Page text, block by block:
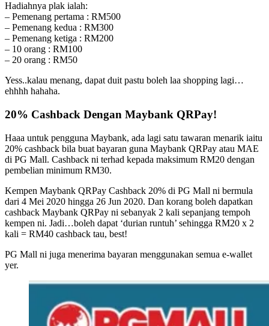
Hadiahnya plak ialah:
– Pemenang pertama : RM500
– Pemenang kedua : RM300
– Pemenang ketiga : RM200
– 10 orang : RM100
– 20 orang : RM50
Yess..kalau menang, dapat duit pastu boleh laa shopping lagi…
ehhhh hahaha.
20% Cashback Dengan Maybank QRPay!
Haaa untuk pengguna Maybank, ada lagi satu tawaran menarik iaitu
20% cashback bila buat bayaran guna Maybank QRPay atau MAE
di PG Mall. Cashback ni terhad kepada maksimum RM20 dengan
pembelian minimum RM30.
Kempen Maybank QRPay Cashback 20% di PG Mall ni bermula
dari 4 Mei 2020 hingga 26 Jun 2020. Dan korang boleh dapatkan
cashback Maybank QRPay ni sebanyak 2 kali sepanjang tempoh
kempen ni. Jadi…boleh dapat ‘durian runtuh’ sehingga RM20 x 2
kali = RM40 cashback tau, best!
PG Mall ni juga menerima bayaran menggunakan semua e-wallet
yer.